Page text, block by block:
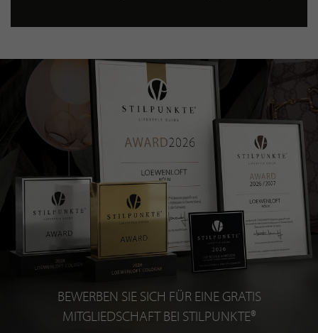
BEWERBEN SIE SICH FÜR EINE GRATIS
MITGLIEDSCHAFT BEI STILPUNKTE®